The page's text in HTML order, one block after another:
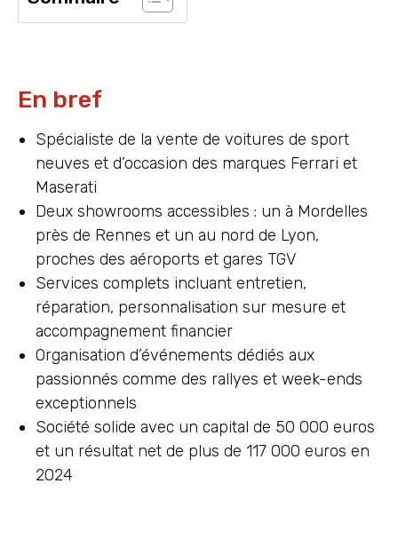
En bref
Spécialiste de la vente de voitures de sport
neuves et d’occasion des marques Ferrari et
Maserati
Deux showrooms accessibles : un à Mordelles
près de Rennes et un au nord de Lyon,
proches des aéroports et gares TGV
Services complets incluant entretien,
réparation, personnalisation sur mesure et
accompagnement financier
Organisation d’événements dédiés aux
passionnés comme des rallyes et week-ends
exceptionnels
Société solide avec un capital de 50 000 euros
et un résultat net de plus de 117 000 euros en
2024